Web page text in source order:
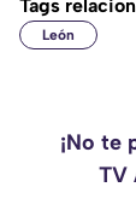
Tags
León
¡No te
TV